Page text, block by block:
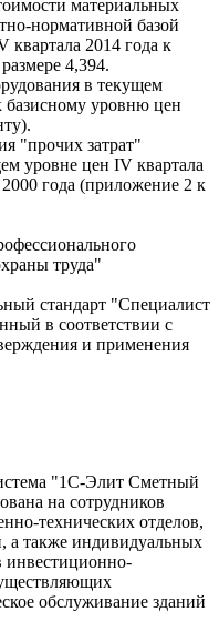
материальных
нормативной базой
2014 года к
4,394.
в текущем
базисному уровню цен
"прочих затрат"
уровне цен IV квартала
года (приложение 2 к
труда"
стандарт "Специалист
в соответствии с
и применения
"1С-Элит Сметный
на сотрудников
технических отделов,
а также индивидуальных
инвестиционно-
обслуживание зданий